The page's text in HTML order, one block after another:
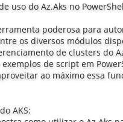
uso do Az.Aks no
poderosa para
os diversos módulos
de clusters do
de script em
ao máximo essa
AKS: